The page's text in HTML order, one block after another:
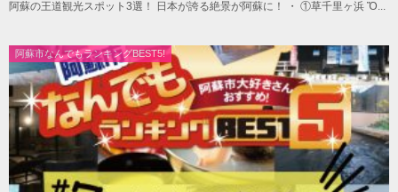
阿蘇の王道観光スポット3選！ 日本が誇る絶景が阿蘇に！ ・ ①草千里ヶ浜 Ὄ...
阿蘇市なんでもランキングBEST5!